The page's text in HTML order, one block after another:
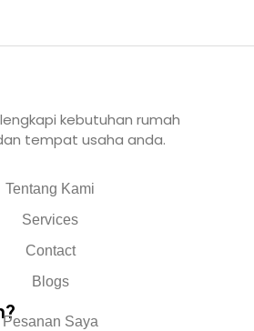
kebutuhan rumah
tempat usaha anda.
Tentang Kami
Services
Contact
Blogs
Pesanan Saya